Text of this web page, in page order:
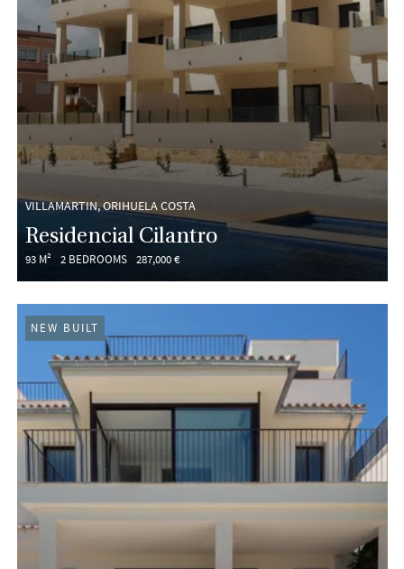
VILLAMARTIN, ORIHUELA COSTA
Residencial Cilantro
93 M² 2 BEDROOMS 287,000 €
NEW BUILT